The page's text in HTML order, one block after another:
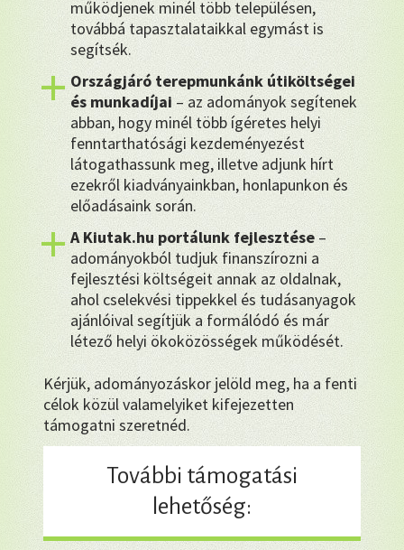
működjenek minél több településen,
továbbá tapasztalataikkal egymást is
segítsék.
Országjáró terepmunkánk útiköltségei
és munkadíjai– az adományok segítenek
abban, hogy minél több ígéretes helyi
fenntarthatósági kezdeményezést
látogathassunk meg, illetve adjunk hírt
ezekről kiadványainkban, honlapunkon és
előadásaink során.
A Kiutak.hu portálunk fejlesztése–
adományokból tudjuk finanszírozni a
fejlesztési költségeit annak az oldalnak,
ahol cselekvési tippekkel és tudásanyagok
ajánlóival segítjük a formálódó és már
létező helyi ökoközösségek működését.
Kérjük, adományozáskor jelöld meg, ha a fenti
célok közül valamelyiket kifejezetten
támogatni szeretnéd.
További támogatási
lehetőség: